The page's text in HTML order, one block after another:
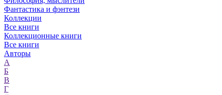
Фантастика и фэнтези
Коллекции
Все книги
Коллекционные книги
Все книги
Авторы
А
Б
В
Г